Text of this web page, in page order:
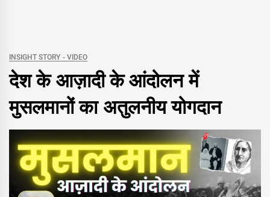
INSIGHT STORY - VIDEO
देश के आज़ादी के आंदोलन में
मुसलमानों का अतुलनीय योगदान